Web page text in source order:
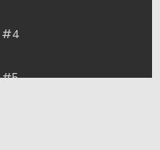
#4
#5